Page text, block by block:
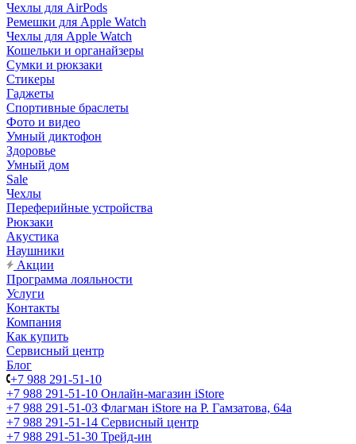
Чехлы для AirPods
Ремешки для Apple Watch
Чехлы для Apple Watch
Кошельки и органайзеры
Сумки и рюкзаки
Стикеры
Гаджеты
Спортивные браслеты
Фото и видео
Умный диктофон
Здоровье
Умный дом
Sale
Чехлы
Переферийные устройства
Рюкзаки
Акустика
Наушники
Акции
Программа лояльности
Услуги
Контакты
Компания
Как купить
Сервисный центр
Блог
+7 988 291-51-10
+7 988 291-51-10 Онлайн-магазин iStore
+7 988 291-51-03 Флагман iStore на Р. Гамзатова, 64а
+7 988 291-51-14 Сервисный центр
+7 988 291-51-30 Трейд-ин